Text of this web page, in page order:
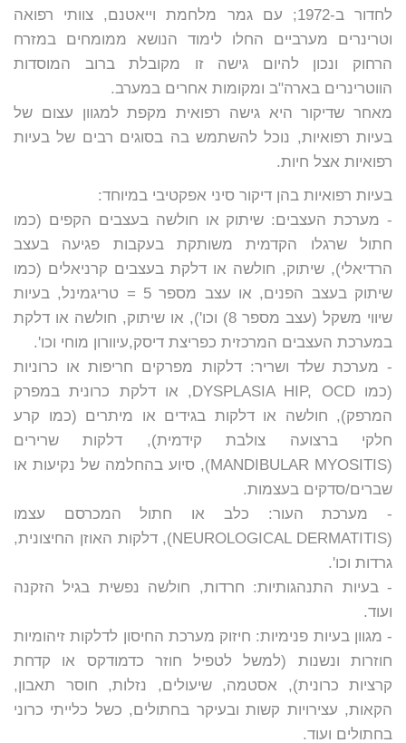
לחדור ב-1972; עם גמר מלחמת וייאטנם, צוותי רפואה
וטרינרים מערביים החלו לימוד הנושא ממומחים במזרח
הרחוק ונכון להיום גישה זו מקובלת ברוב המוסדות
הווטרינרים בארה"ב ומקומות אחרים במערב.
מאחר שדיקור היא גישה רפואית מקפת למגוון עצום של
בעיות רפואיות, נוכל להשתמש בה בסוגים רבים של בעיות
רפואיות אצל חיות.
בעיות רפואיות בהן דיקור סיני אפקטיבי במיוחד:
- מערכת העצבים: שיתוק או חולשהבעצבים הקפים (כמו
חתול שרגלו הקדמית משותקת בעקבות פגיעה בעצב
הרדיאלי), שיתוק, חולשה או דלקת בעצבים קרניאלים (כמו
שיתוק בעצב הפנים, או עצב מספר 5 = טריגמינל, בעיות
שיווי משקל (עצב מספר 8) וכו'), או שיתוק, חולשה או דלקת
במערכת העצבים המרכזית כפריצת דיסק,עיוורון מוחי וכו'.
- מערכת שלד ושריר: דלקות מפרקים חריפות או כרוניות
(כמו DYSPLASIA HIP, OCD, או דלקת כרונית במפרק
המרפק), חולשה או דלקות בגידים או מיתרים (כמו קרע
חלקי ברצועה צולבת קידמית), דלקות שרירים
(MANDIBULAR MYOSITIS), סיוע בהחלמה של נקיעות או
שברים/סדקים בעצמות.
- מערכת העור: כלב או חתול המכרסם עצמו
(NEUROLOGICAL DERMATITIS), דלקות האוזן החיצונית,
גרדות וכו'.
- בעיות התנהגותיות: חרדות, חולשה נפשית בגיל הזקנה
ועוד.
- מגוון בעיות פנימיות: חיזוק מערכת החיסון לדלקות זיהומיות
חוזרות ונשנות (למשל לטפיל חוזר כדמודקס או קדחת
קרציות כרונית), אסטמה, שיעולים, נזלות, חוסר תאבון,
הקאות, עצירויות קשות ובעיקר בחתולים, כשל כלייתי כרוני
בחתולים ועוד.